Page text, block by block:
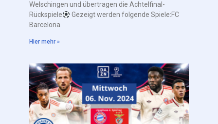
Welschingen und übertragen die Achtelfinal-
Rückspiele
Gezeigt werden folgende Spiele:FC
Barcelona
Hier mehr »